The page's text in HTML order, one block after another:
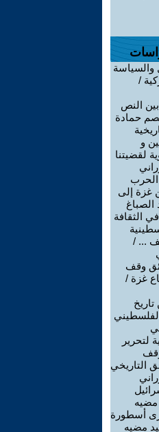
والسياسة
/
النص
حمادة
و
لقضيتنا
الحرب
غزة إلى
في الثقافة
... /
وقف
غزة /
لتحرير
التاريخي
مضيه
أسطورة